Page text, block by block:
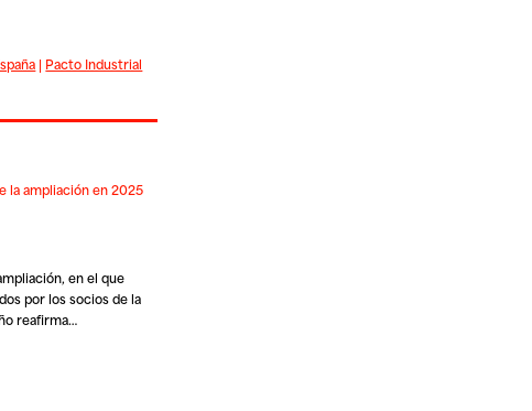
| Pacto Industrial
la ampliación en 2025
en el que
por los socios de la
reafirma…